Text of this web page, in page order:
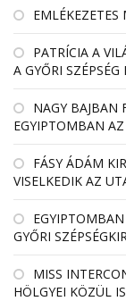
PATRÍCIA A
A GYŐRI
NAGY BAJBAN
EGYIPTOMBAN AZ
FÁSY ÁDÁM
VISELKEDIK AZ
GYŐRI
MISS
HÖLGYEI KÖZÜL